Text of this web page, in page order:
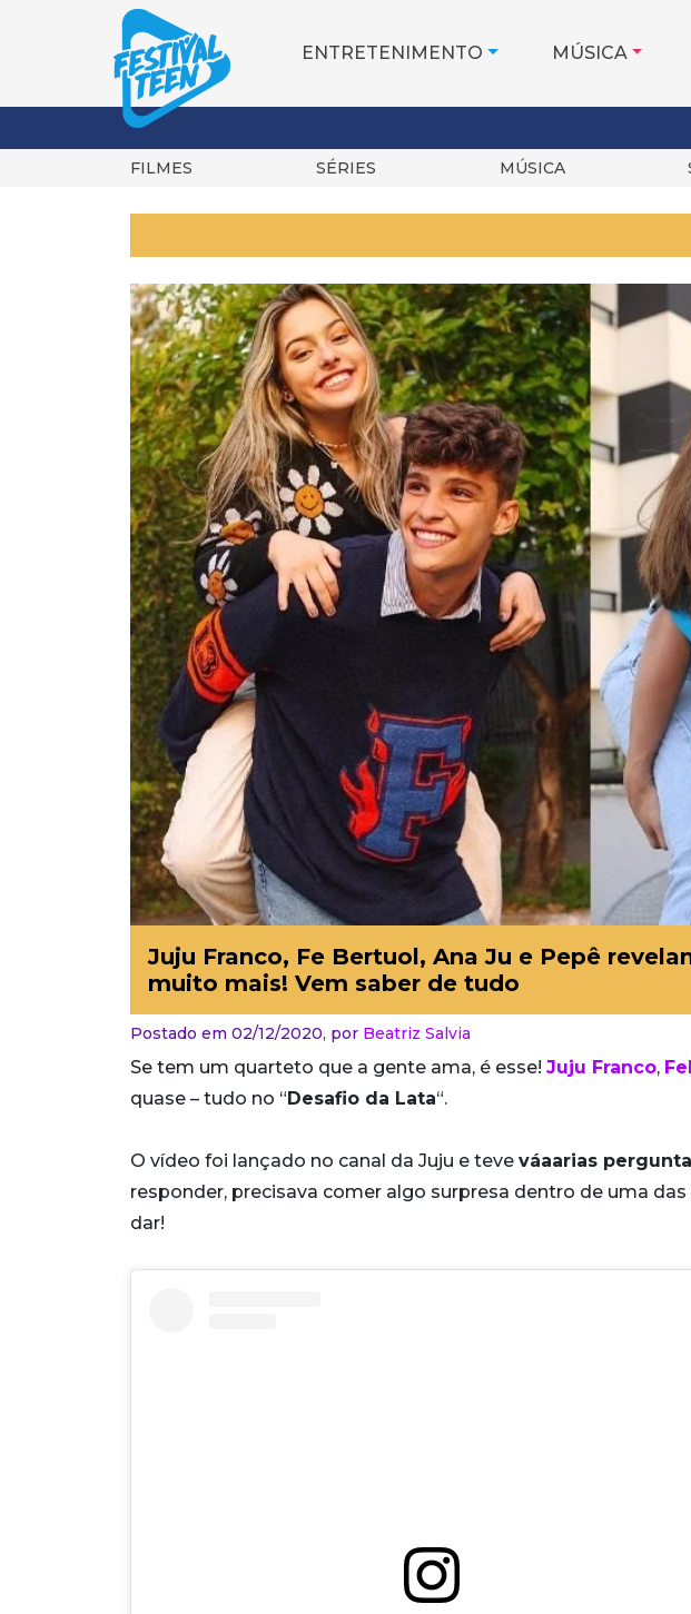
ENTRETENIMENTO MÚSICA
FILMES SÉRIES MÚSICA
Juju Franco, Fe Bertuol, Ana Ju e Pepê
muito mais! Vem saber de tudo
Postado em 02/12/2020, por Beatriz Salvia
Se tem um quarteto que a gente ama, é esse! Juju Franco,
quase – tudo no “Desafio da Lata“.
O vídeo foi lançado no canal da Juju e teve váaarias
responder, precisava comer algo surpresa dentro de uma das
dar!